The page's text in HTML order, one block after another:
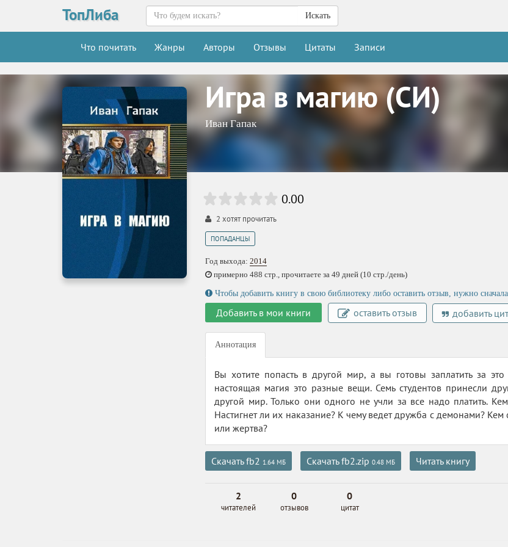
ТопЛиба Искать
Что почитать Жанры Авторы Отзывы Цитаты Записи
Игра в магию (СИ)
Иван Гапак
0.00
2 хотят прочитать
ПОПАДАНЦЫ
Год выхода: 2014
примерно 488 стр., прочитаете за 49 дней (10 стр./день)
Чтобы добавить книгу в свою библиотеку либо оставить отзыв, нужно сначала
Добавить в мои книги оставить отзыв добавить
Аннотация
Вы хотите попасть в другой мир, а вы готовы заплатить за
настоящая магия это разные вещи. Семь студентов принесли
другой мир. Только они одного не учли за все надо платить.
Настигнет ли их наказание? К чему ведет дружба с демонами? Кем
или жертва?
Скачать fb2 1.64 МБ Скачать fb2.zip 0.48 МБ Читать книгу
2
читателей
0
отзывов
0
цитат